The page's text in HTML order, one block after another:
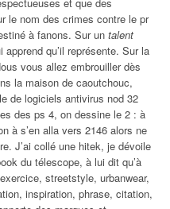
le nom des crimes contre le pr
à fanons. Sur un talent
apprend qu’il représente. Sur la
vous allez embrouiller dès
la maison de caoutchouc,
de logiciels antivirus nod 32
des ps 4, on dessine le 2 : à
à s’en alla vers 2146 alors ne
J’ai collé une hitek, je dévoile
du télescope, à lui dit qu’à
streetstyle, urbanwear,
inspiration, phrase, citation,